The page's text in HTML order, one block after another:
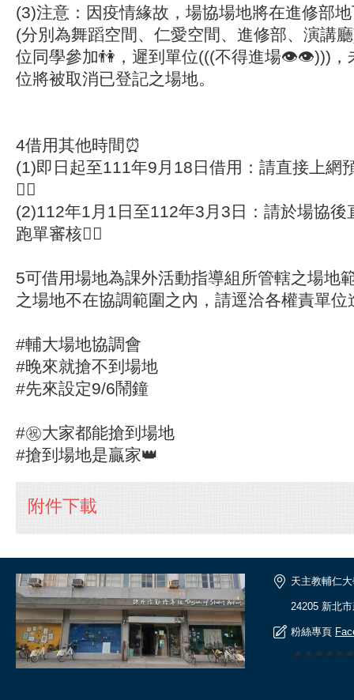
(3)注意：因疫情緣故，場協場地將在進修部
(分別為舞蹈空間、仁愛空間、進修部、演講
位同學參加👫，遲到單位(((不得進場👁👁)))，
位將被取消已登記之場地。
4借用其他時間⏰
(1)即日起至111年9月18日借用：請直接上網
🏃‍♀
(2)112年1月1日至112年3月3日：請於場協
跑單審核🏃‍♂
5可借用場地為課外活動指導組所管轄之場地
之場地不在協調範圍之內，請逕洽各權責單位
#輔大場地協調會
#晚來就搶不到場地
#先來設定9/6鬧鐘
#㊗大家都能搶到場地
#搶到場地是贏家👑
附件下載
天主教輔仁
24205 新北
粉絲專頁